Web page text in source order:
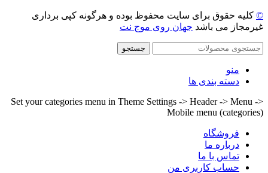
© کلیه حقوق برای سایت محفوظ بوده و هرگونه کپی برداری
غیرمجاز می باشد جهان روی موج نت
جستجو
منو
دسته بندی ها
Set your categories menu in Theme Settings -> Header -> Menu ->
Mobile menu (categories)
فروشگاه
درباره ما
تماس با ما
حساب کاربری من